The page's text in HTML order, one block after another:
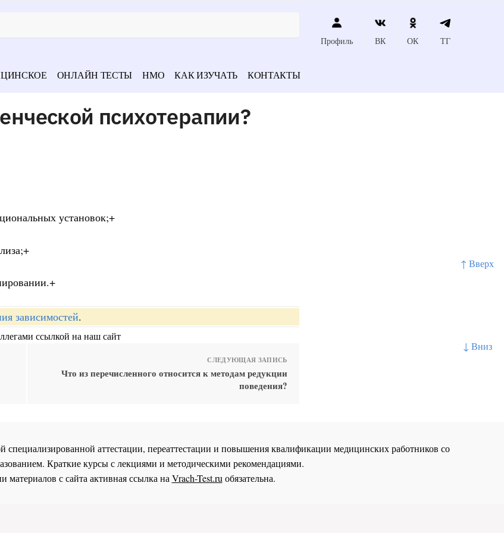
↑ Вверх
↓ Вниз
Профиль ВК ОК ТГ
ОНЛАЙН ТЕСТЫ НМО КАК ИЗУЧАТЬ КОНТАКТЫ
психотерапии?
установок;+
зависимостей.
ссылкой на наш сайт
СЛЕДУЮЩАЯ ЗАПИСЬ
Что из перечисленного относится к методам редукции
поведения?
специализированной аттестации, переаттестации и повышения квалификации медицинских работников со
Краткие курсы с лекциями и методическими рекомендациями.
материалов с сайта активная ссылка на Vrach-Test.ru обязательна.